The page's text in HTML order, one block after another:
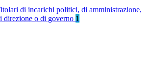
di incarichi politici, di amministrazione,
direzione o di governo 1